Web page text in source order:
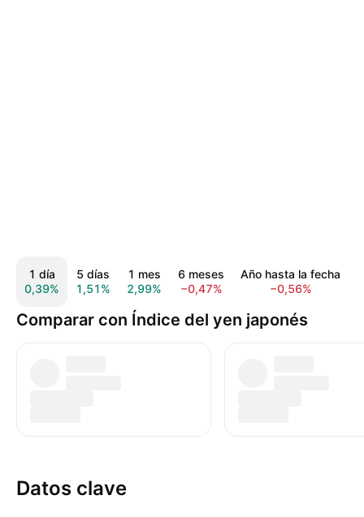
1 día
0,39%
5 días
1,51%
1 mes
2,99%
6 meses
−0,47%
Año hasta la fecha
−0,56%
Comparar con Índice del yen japonés
Datos clave